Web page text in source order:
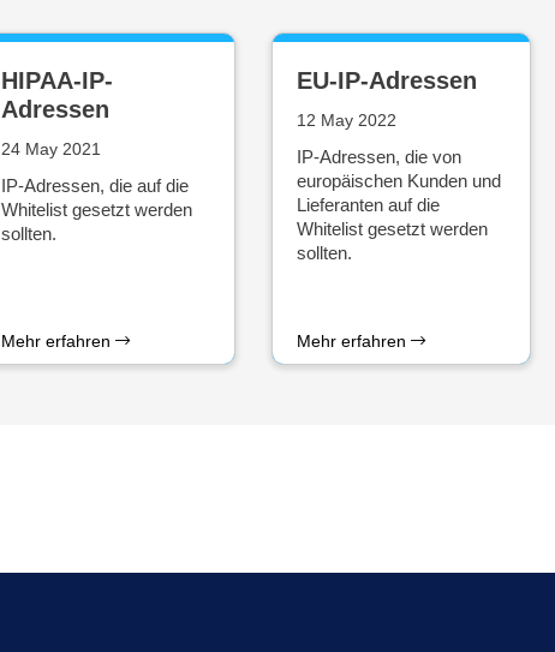
HIPAA-IP-
Adressen
24 May 2021
IP-Adressen, die auf die
Whitelist gesetzt werden
sollten.
Mehr erfahren
EU-IP-Adressen
12 May 2022
IP-Adressen, die von
europäischen Kunden und
Lieferanten auf die
Whitelist gesetzt werden
sollten.
Mehr erfahren